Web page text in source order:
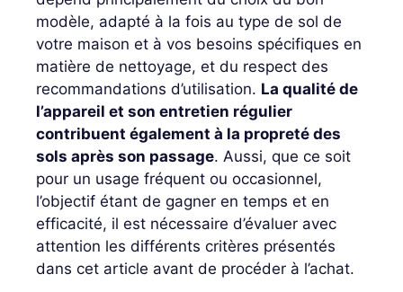
modèle, adapté à la fois au type de sol de
votre maison et à vos besoins spécifiques en
matière de nettoyage, et du respect des
recommandations d’utilisation. La qualité de
l’appareil et son entretien régulier
contribuent également à la propreté des
sols après son passage. Aussi, que ce soit
pour un usage fréquent ou occasionnel,
l’objectif étant de gagner en temps et en
efficacité, il est nécessaire d’évaluer avec
attention les différents critères présentés
dans cet article avant de procéder à l’achat.